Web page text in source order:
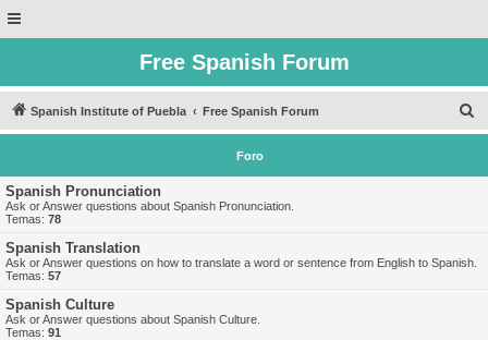
Free Spanish Forum
Spanish Institute of Puebla Free Spanish Forum
u
Foro
Spanish Pronunciation
Ask or Answer questions about Spanish Pronunciation.
Temas: 78
Spanish Translation
Ask or Answer questions on how to translate a word or sentence from English to Spanish.
Temas: 57
Spanish Culture
Ask or Answer questions about Spanish Culture.
Temas: 91